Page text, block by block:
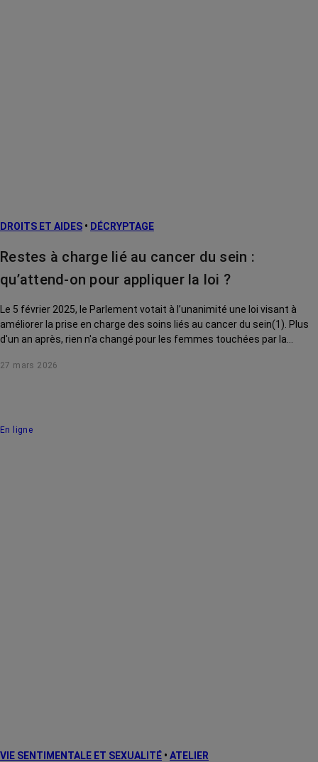
DROITS ET AIDES • DÉCRYPTAGE
Restes à charge lié au cancer du sein :
qu’attend-on pour appliquer la loi ?
Le 5 février 2025, le Parlement votait à l’unanimité une loi visant à
améliorer la prise en charge des soins liés au cancer du sein(1). Plus
d'un an après, rien n'a changé pour les femmes touchées par la
au crible chacune des mesures adoptées.
27 mars 2026
En ligne
VIE SENTIMENTALE ET SEXUALITÉ • ATELIER